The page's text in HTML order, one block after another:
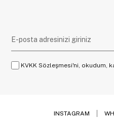
KVKK Sözleşmesi'ni, okudum,
INSTAGRAM